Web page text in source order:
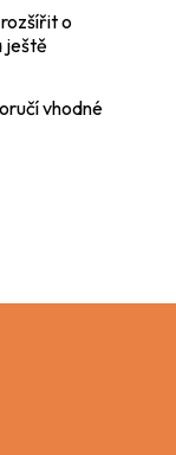
o
ještě
vhodné